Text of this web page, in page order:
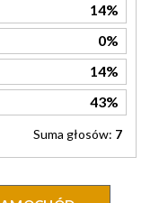
14%
0%
14%
43%
Suma głosów: 7